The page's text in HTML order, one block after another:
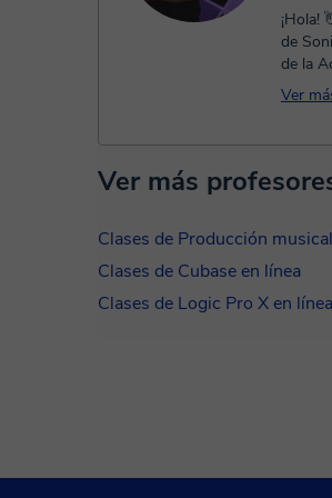
¡Hola!
de
de la
2016.
Ver
Ver más
Clases de Producción
Clases de Cubase en línea
Clases de Logic Pro X en línea